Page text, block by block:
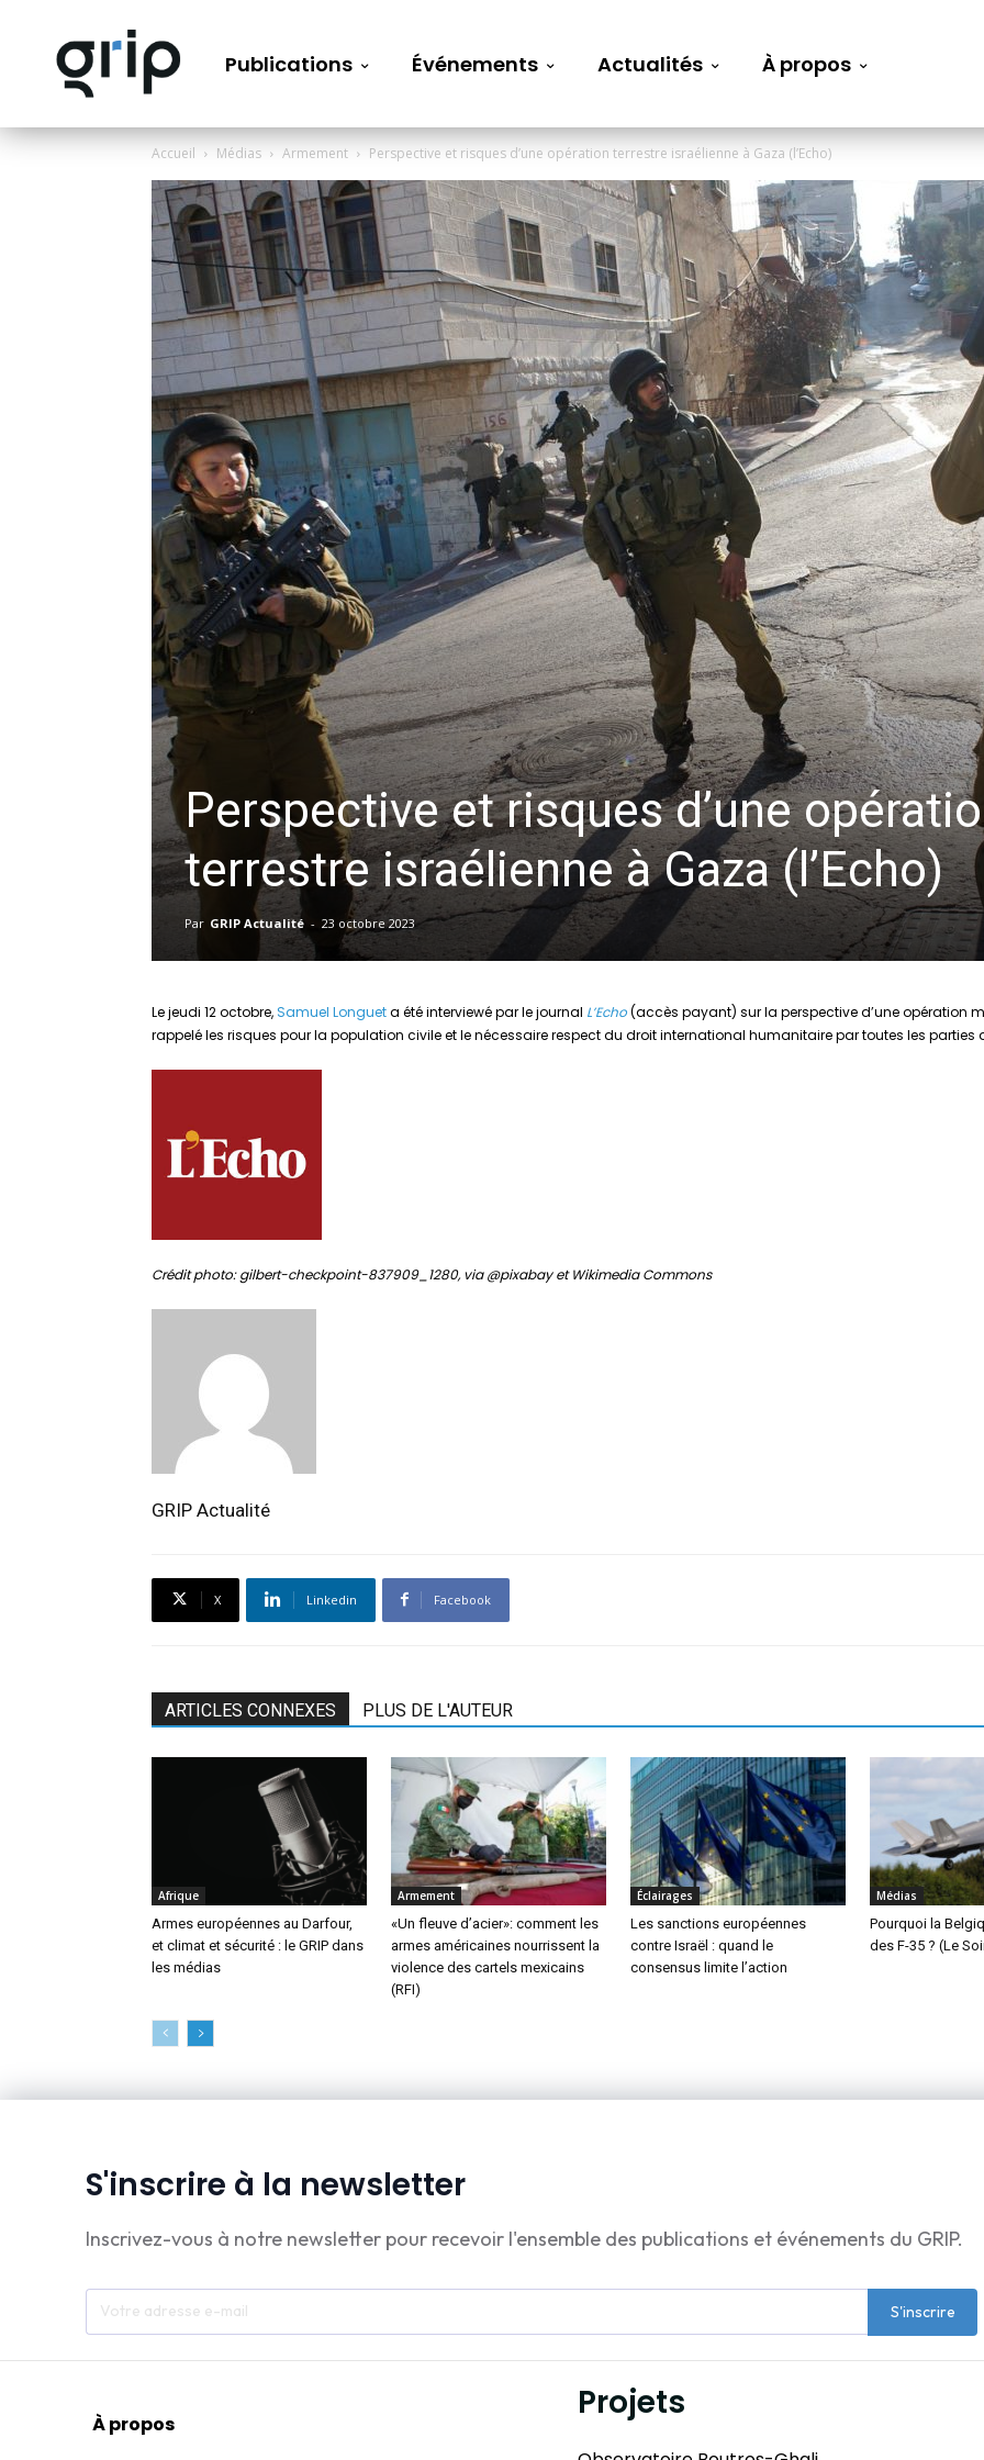
Publications Événements Actualités À propos
Accueil Médias Armement Perspective et risques d’une opération terrestre israélienne à Gaza (l’Echo)
Perspective et risques d’une
terrestre israélienne à Gaza (l’Echo)
Par GRIP Actualité - 23 octobre 2023
Le jeudi 12 octobre, Samuel Longueta été interviewé par le journal L’Echo(accès payant) sur la perspective d’une opération
rappelé les risques pour la population civile et le nécessaire respect du droit international humanitaire par toutes les parties
Crédit photo: gilbert-checkpoint-837909_1280, via @pixabay et Wikimedia Commons
GRIP Actualité
X Linkedin Facebook
ARTICLES CONNEXES PLUS DE L'AUTEUR
Afrique
Armes européennes au Darfour,
et climat et sécurité : le GRIP dans
les médias
Armement
«Un fleuve d’acier»: comment les
armes américaines nourrissent la
violence des cartels mexicains
(RFI)
Éclairages
Les sanctions européennes
contre Israël : quand le
consensus limite l’action
Médias
Pourquoi la
des F-35 ? (Le
S'inscrire à la newsletter
Inscrivez-vous à notre newsletter pour recevoir l'ensemble des publications et événements du GRIP.
S'inscrire
À propos
Projets